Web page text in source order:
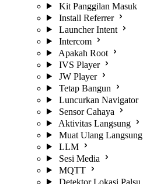
Kit Panggilan Masuk
Install Referrer
Launcher Intent
Intercom
Apakah Root
IVS Player
JW Player
Tetap Bangun
Luncurkan Navigator
Sensor Cahaya
Aktivitas Langsung
Muat Ulang Langsung
LLM
Sesi Media
MQTT
Detektor Lokasi Palsu